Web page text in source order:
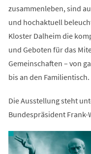
zusammenleben, sind
und hochaktuell
Kloster Dalheim die
und Geboten für das
Gemeinschaften – von
bis an den Familientisch.
Die Ausstellung steht
Bundespräsident Frank-